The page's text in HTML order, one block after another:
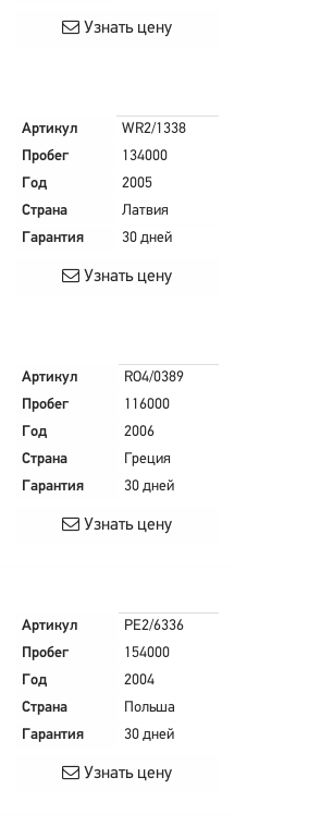
Узнать цену
Артикул
WR2/1338
Пробег
134000
Год
2005
Страна
Латвия
Гарантия
30 дней
Узнать цену
Артикул
RO4/0389
Пробег
116000
Год
2006
Страна
Греция
Гарантия
30 дней
Узнать цену
Артикул
PE2/6336
Пробег
154000
Год
2004
Страна
Польша
Гарантия
30 дней
Узнать цену